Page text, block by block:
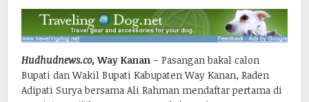
Hudhudnews.co,Way Kanan – Pasangan bakal calon
Bupati dan Wakil Bupati Kabupaten Way Kanan, Raden
Adipati Surya bersama Ali Rahman mendaftar pertama di